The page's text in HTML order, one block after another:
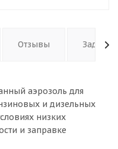
Отзывы Задать
аэрозоль для
и дизельных
низких
и заправке